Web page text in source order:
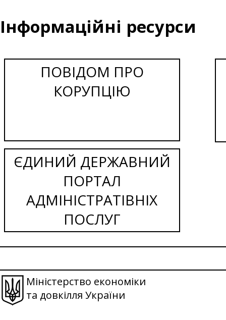
Інформаційні ресурси
ПОВІДОМ ПРО
КОРУПЦІЮ
ЄДИНИЙ ДЕРЖАВНИЙ
ПОРТАЛ
АДМІНІСТРАТІВНІХ
ПОСЛУГ
Міністерство економіки
та довкілля України